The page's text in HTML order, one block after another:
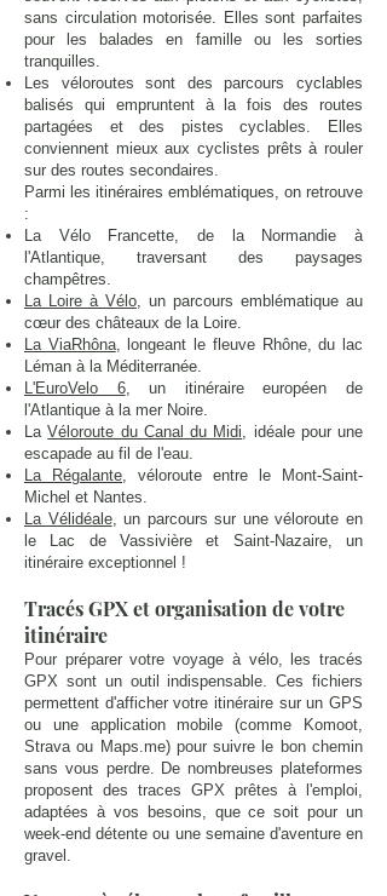
sans circulation motorisée. Elles sont parfaites
pour les balades en famille ou les sorties
tranquilles.
Les véloroutes sont des parcours cyclables
balisés qui empruntent à la fois des routes
partagées et des pistes cyclables. Elles
conviennent mieux aux cyclistes prêts à rouler
sur des routes secondaires.
Parmi les itinéraires emblématiques, on retrouve
:
La Vélo Francette, de la Normandie à
l'Atlantique, traversant des paysages
champêtres.
La Loire à Vélo, un parcours emblématique au
cœur des châteaux de la Loire.
La ViaRhôna, longeant le fleuve Rhône, du lac
Léman à la Méditerranée.
L'EuroVelo 6, un itinéraire européen de
l'Atlantique à la mer Noire.
LaVéloroute du Canal du Midi, idéale pour une
escapade au fil de l'eau.
La Régalante, véloroute entre le Mont-Saint-
Michel et Nantes.
La Vélidéale, un parcours sur une véloroute en
le Lac de Vassivière et Saint-Nazaire, un
itinéraire exceptionnel !
Tracés GPX et organisation de votre
itinéraire
Pour préparer votre voyage à vélo, les tracés
GPX sont un outil indispensable. Ces fichiers
permettent d'afficher votre itinéraire sur un GPS
ou une application mobile (comme Komoot,
Strava ou Maps.me) pour suivre le bon chemin
sans vous perdre. De nombreuses plateformes
proposent des traces GPX prêtes à l'emploi,
adaptées à vos besoins, que ce soit pour un
week-end détente ou une semaine d'aventure en
gravel.